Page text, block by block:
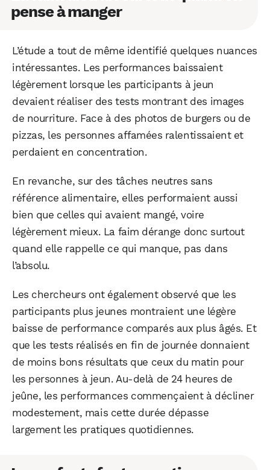
pense à manger
L’étude a tout de même identifié quelques nuances
intéressantes. Les performances baissaient
légèrement lorsque les participants à jeun
devaient réaliser des tests montrant des images
de nourriture. Face à des photos de burgers ou de
pizzas, les personnes affamées ralentissaient et
perdaient en concentration.
En revanche, sur des tâches neutres sans
référence alimentaire, elles performaient aussi
bien que celles qui avaient mangé, voire
légèrement mieux. La faim dérange donc surtout
quand elle rappelle ce qui manque, pas dans
l’absolu.
Les chercheurs ont également observé que les
participants plus jeunes montraient une légère
baisse de performance comparés aux plus âgés. Et
que les tests réalisés en fin de journée donnaient
de moins bons résultats que ceux du matin pour
les personnes à jeun. Au-delà de 24 heures de
jeûne, les performances commençaient à décliner
modestement, mais cette durée dépasse
largement les pratiques quotidiennes.